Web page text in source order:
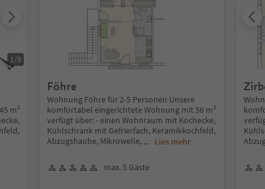
m²
1/8
Föhre
Wohnung Föhre für 2-5 Personen Unsere
komfortabel eingerichtete Wohnung mit 56 m²
verfügt über: - einen Wohnraum mit Kochecke,
Kühlschrank mit Gefrierfach, Keramikkochfeld,
Abzugshaube, Mikrowelle, ... Lies mehr
max. 5 Gäste